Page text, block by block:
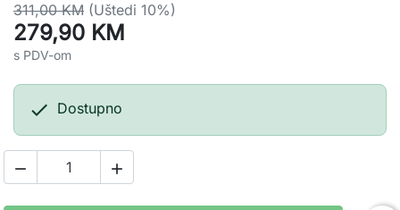
311,00 KM (Uštedi 10%)
279,90 KM
s PDV-om
 Dostupno
 